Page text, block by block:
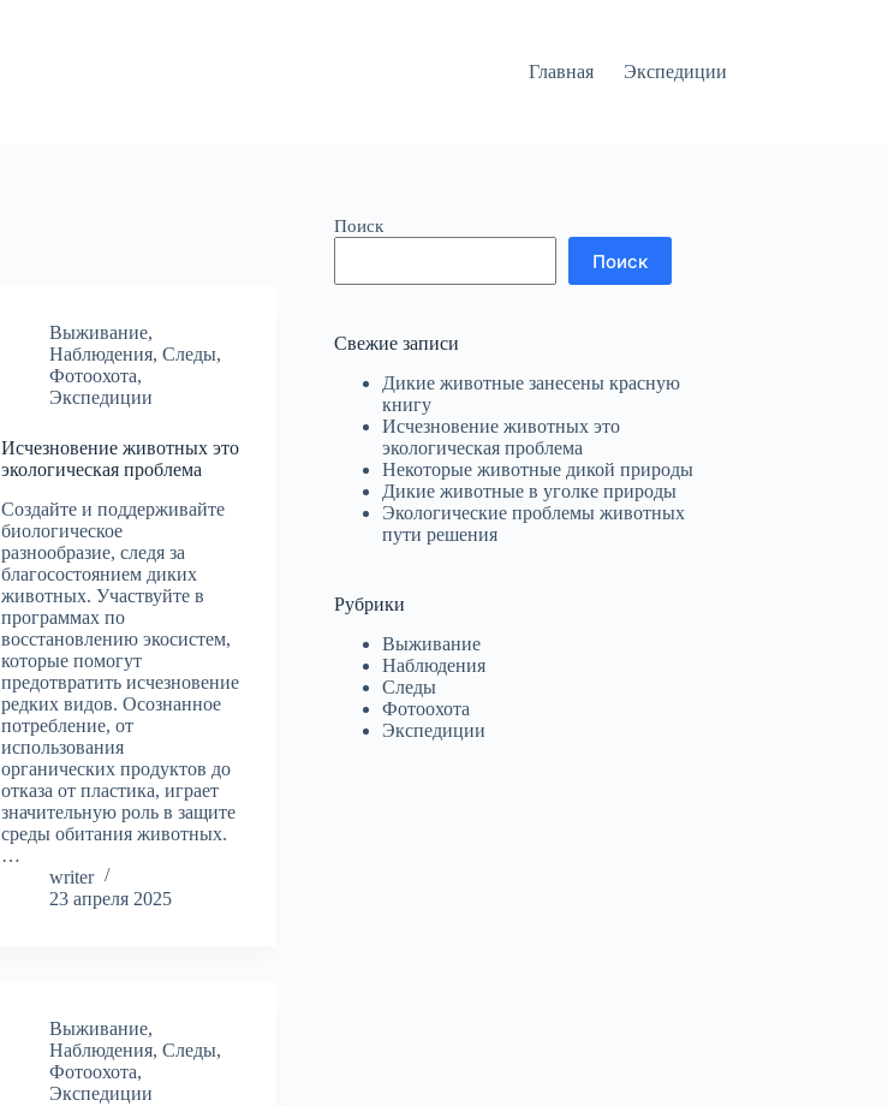
Главная Экспедиции
Выживание,
Наблюдения,Следы,
Фотоохота,
Экспедиции
Исчезновение животных это
экологическая проблема
Создайте и поддерживайте
биологическое
разнообразие, следя за
благосостоянием диких
животных. Участвуйте в
программах по
восстановлению экосистем,
которые помогут
предотвратить исчезновение
редких видов. Осознанное
потребление, от
использования
органических продуктов до
отказа от пластика, играет
значительную роль в защите
среды обитания животных.
…
writer
23 апреля 2025
Выживание,
Наблюдения,Следы,
Фотоохота,
Экспедиции
Поиск
Поиск
Свежие записи
Дикие животные занесены красную
книгу
Исчезновение животных это
экологическая проблема
Некоторые животные дикой природы
Дикие животные в уголке природы
Экологические проблемы животных
пути решения
Рубрики
Выживание
Наблюдения
Следы
Фотоохота
Экспедиции